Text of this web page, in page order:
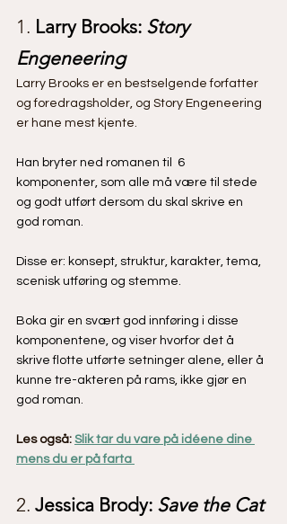
1. Larry Brooks: Story
Engeneering
Larry Brooks er en bestselgende forfatter
og foredragsholder, og Story Engeneering
er hane mest kjente.
Han bryter ned romanen til  6
komponenter, som alle må være til stede
og godt utført dersom du skal skrive en
god roman.
Disse er: konsept, struktur, karakter, tema,
scenisk utføring og stemme.
Boka gir en svært god innføring i disse
komponentene, og viser hvorfor det å
skrive flotte utførte setninger alene, eller å
kunne tre-akteren på rams, ikke gjør en
god roman.
Les også: Slik tar du vare på idéene dine
mens du er på farta
2. Jessica Brody: Save the Cat